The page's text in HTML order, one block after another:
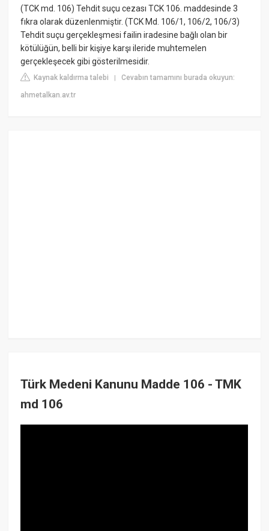
(TCK md. 106) Tehdit suçu cezası TCK 106. maddesinde 3
fıkra olarak düzenlenmiştir. (TCK Md. 106/1, 106/2, 106/3)
Tehdit suçu gerçekleşmesi failin iradesine bağlı olan bir
kötülüğün, belli bir kişiye karşı ileride muhtemelen
gerçekleşecek gibi gösterilmesidir.
Kaynak kaldırma talebi |Cevabın tamamını burada okuyun:
ahmetalkan.av.tr
Türk Medeni Kanunu Madde 106 - TMK
md 106